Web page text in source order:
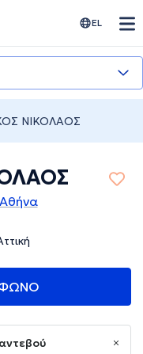
EL
ΝΙΚΟΛΑΟΣ